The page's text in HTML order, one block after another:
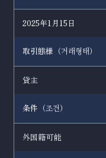
2025年1月15日
取引態様（거래형태 ）
貸主
条件（조건 ）
外国籍可能